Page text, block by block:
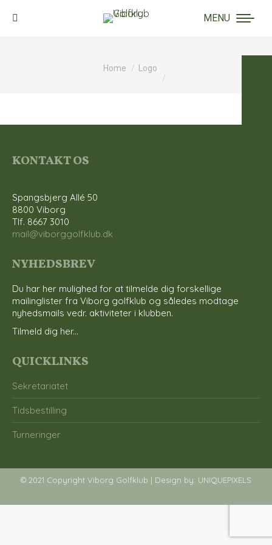
MENU
Search:
You are here:
Home Logo
KONTAKT OS
Spangsbjerg Allé 50
8800 Viborg
Tlf. 8667 3010
mail@viborggolfklub.dk
NYHEDSBREV
Du har her mulighed for at tilmelde dig forskellige
mailinglister fra Viborg golfklub og således modtage
nyhedsmails vedr. aktiviteter i klubben.
Tilmeld dig her...
QUICKLINKS
Sekretariatet
Tidsbestilling
Turneringer
© 2021 Copyright Viborg Golfklub | Design by: UNIQUEPIXELS